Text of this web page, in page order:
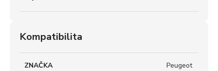
Kompatibilita
ZNAČKA Peugeot